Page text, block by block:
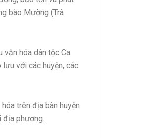
bào Mường (Trà
văn hóa dân tộc Ca
lưu với các huyện, các
trên địa bàn huyện
địa phương.